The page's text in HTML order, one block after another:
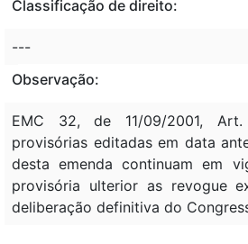
Classificação de direito:
---
Observação:
EMC 32, de 11/09/2001,
provisórias editadas em data
desta emenda continuam em
provisória ulterior as revogue
deliberação definitiva do